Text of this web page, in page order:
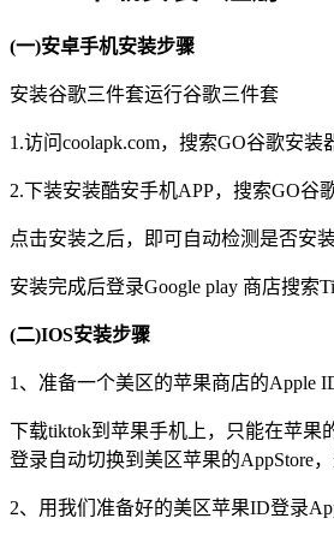
(一)安卓手机安装步骤
安装谷歌三件套运行谷歌三件套
1.访问coolapk.com，搜索GO谷歌安
2.下装安装酷安手机APP，搜索GO谷
点击安装之后，即可自动检测是否安
安装完成后登录Google play 商店搜索
(二)IOS安装步骤
1、准备一个美区的苹果商店的Apple
下载tiktok到苹果手机上，只能在苹果
登录自动切换到美区苹果的AppStore
2、用我们准备好的美区苹果ID登录